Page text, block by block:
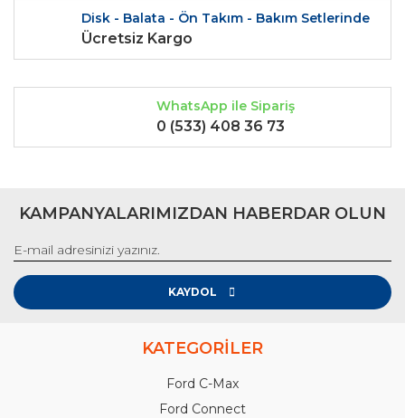
Disk - Balata - Ön Takım - Bakım Setlerinde
Ücretsiz Kargo
WhatsApp ile Sipariş
0 (533) 408 36 73
KAMPANYALARIMIZDAN HABERDAR OLUN
KAYDOL
KATEGORİLER
Ford C-Max
Ford Connect